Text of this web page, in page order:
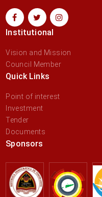
Institutional
Vision and Mission
Council Member
Quick Links
Point of interest
Investment
Tender
Documents
Sponsors